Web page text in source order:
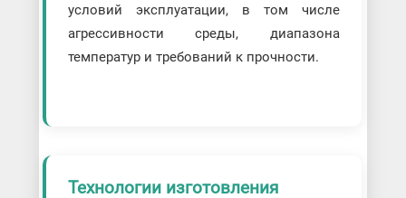
условий эксплуатации, в том числе
агрессивности среды, диапазона
температур и требований к прочности.
Технологии изготовления